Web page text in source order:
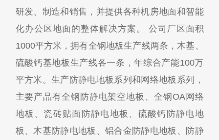
研发、制造和销售，并提供各种机房地面和智能
化办公区地面的整体解决方案。 公司厂区面积
1000平方米，拥有全钢地板生产线两条，木基、
硫酸钙基地板生产线各一条，年综合产能100万
平方米。生产防静电地板系列和网络地板系列，
主要产品有全钢防静电架空地板、全钢OA网络
地板、瓷砖贴面防静电地板、硫酸钙防静电地
板、木基防静电地板、铝合金防静电地板、防静